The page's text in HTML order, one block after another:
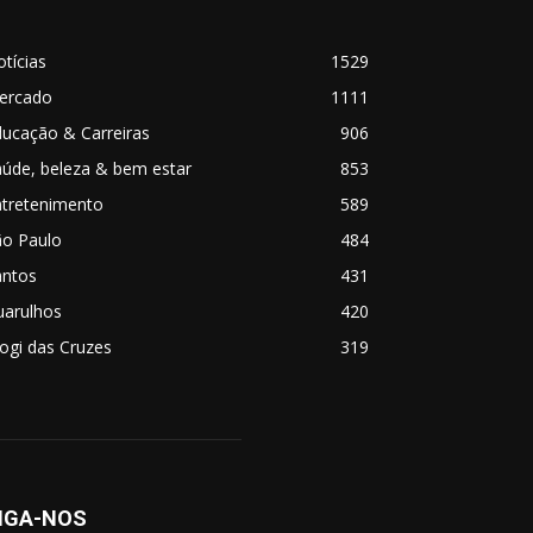
1529
1111
& Carreiras
906
beleza & bem estar
853
589
Paulo
484
431
420
das Cruzes
319
NOS